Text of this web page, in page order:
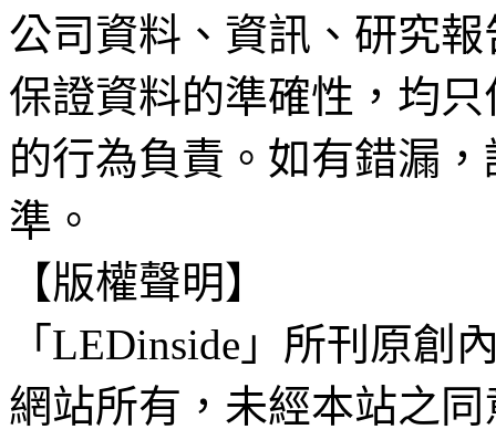
公司資料、資訊、研究
保證資料的準確性，均
的行為負責。如有錯漏
準。
【版權聲明】
「LEDinside」所刊原創
網站所有，未經本站之